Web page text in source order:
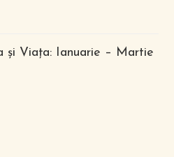
și Viața: Ianuarie – Martie